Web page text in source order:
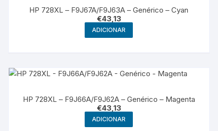
HP 728XL – F9J67A/F9J63A – Genérico – Cyan
€43,13
ADICIONAR
HP 728XL – F9J66A/F9J62A – Genérico – Magenta
€43,13
ADICIONAR